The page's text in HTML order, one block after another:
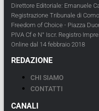
Direttore Editoriale: Emanuele
Registrazione Tribunale di
Freedom of Choice - Piazza
PIVA Cf e N° Iscr. Registro
Online dal 14 febbraio 2018
REDAZIONE
CHI SIAMO
CONTATTI
CANALI